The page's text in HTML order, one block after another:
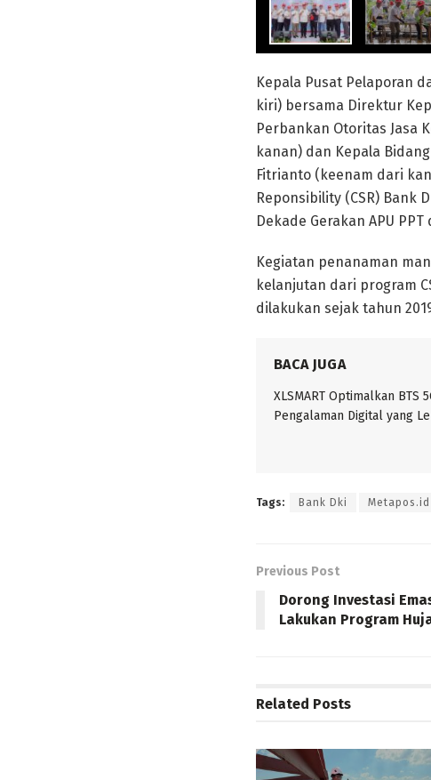
Kepala Pusat Pelaporan
kiri) bersama Direktur
Perbankan Otoritas Jasa
kanan) dan Kepala
Fitrianto (keenam dari
Reponsibility (CSR) Bank
Dekade Gerakan APU
Kegiatan penanaman
kelanjutan dari program
dilakukan sejak tahun
BACA JUGA
XLSMART Optimalkan BTS
Pengalaman Digital yang
Tags: Bank Dki Metapos.id
Previous Post
Dorong Investasi
Lakukan Program
Related Posts